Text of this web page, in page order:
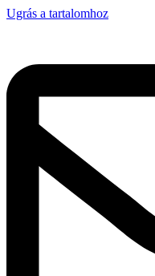
Ugrás a tartalomhoz